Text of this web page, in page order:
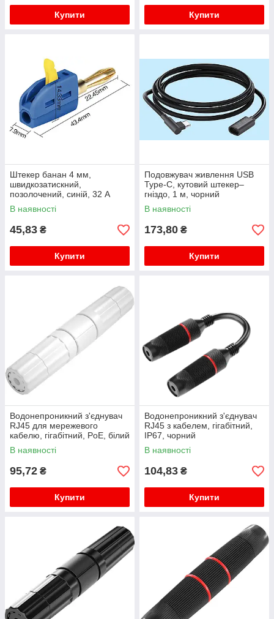
Купити Купити
Штекер банан 4 мм,
швидкозатискний,
позолочений, синій, 32 А
В наявності
45,83 ₴
Купити
Подовжувач живлення USB
Type-C, кутовий штекер–
гніздо, 1 м, чорний
В наявності
173,80 ₴
Купити
Водонепроникний з'єднувач
RJ45 для мережевого
кабелю, гігабітний, PoE, білий
В наявності
95,72 ₴
Купити
Водонепроникний з'єднувач
RJ45 з кабелем, гігабітний,
IP67, чорний
В наявності
104,83 ₴
Купити